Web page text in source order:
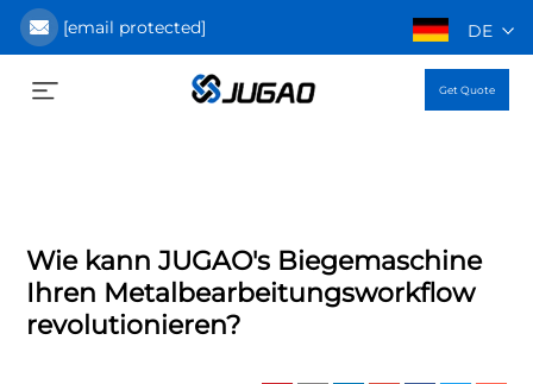
[email protected] DE
Get Quote
Wie kann JUGAO's Biegemaschine
Ihren Metalbearbeitungsworkflow
revolutionieren?